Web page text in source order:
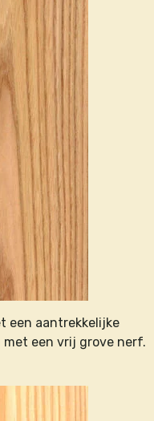
een aantrekkelijke
een vrij grove nerf.